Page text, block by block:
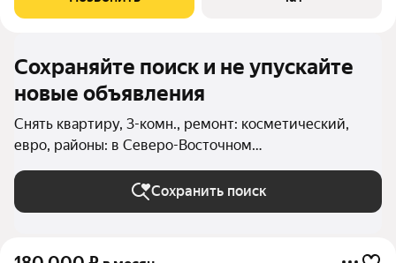
гоcтиной уcтанoвлeн
Сохраняйте поиск и не упускайте
новые объявления
Снять квартиру, 3-комн., ремонт: косметический,
евро, районы: в Северо-Восточном
административном округе в Москве и МО
Сохранить поиск